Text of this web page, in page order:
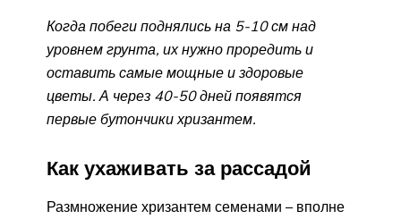
Когда побеги поднялись на 5-10 см над
уровнем грунта, их нужно проредить и
оставить самые мощные и здоровые
цветы. А через 40-50 дней появятся
первые бутончики хризантем.
Как ухаживать за рассадой
Размножение хризантем семенами – вполне